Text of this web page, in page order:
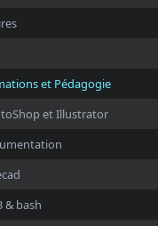
et Pédagogie
et Illustrator
& bash